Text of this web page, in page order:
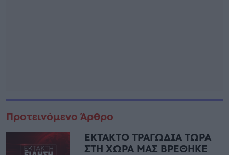
Προτεινόμενο Άρθρο
ΕΚΤΑΚΤΟ ΤΡΑΓΩΔΙΑ ΤΩΡΑ
ΣΤΗ ΧΩΡΑ ΜΑΣ ΒΡΕΘΗΚΕ